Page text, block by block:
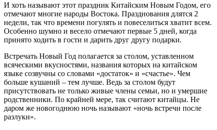
И хоть называют этот праздник Китайским Новым Годом, его
отмечают многие народы Востока. Празднования длятся 2
недели, так что времени погулять и повеселиться хватит всем.
Особенно шумно и весело отмечают первые 5 дней, когда
принято ходить в гости и дарить друг другу подарки.
Встречать Новый Год полагается за столом, уставленном
всяческими вкусностями, названия которых на китайском
языке созвучны со словами «достаток» и «счастье». Чем
больше кушаний – тем лучше. Ведь за столом будут
присутствовать не только живые члены семьи, но и умершие
родственники. По крайней мере, так считают китайцы. Не
даром же новогоднюю ночь называют «ночь встречи после
разлуки».